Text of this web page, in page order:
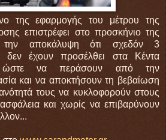
της εφαρμογής του μέτρου της
επιστρέφει στο προσκήνιο της
την αποκάλυψη ότι σχεδόν 3
δεν έχουν προσέλθει στα Κέντα
ώστε να περάσουν από την
και να αποκτήσουν τη βεβαίωση
τους να κυκλοφορούν στους
και χωρίς να επιβαρύνουν